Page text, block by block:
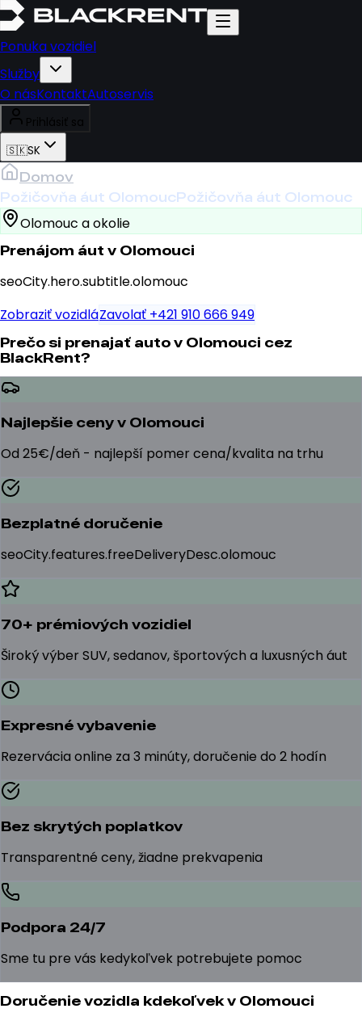
Ponuka vozidiel
Služby
O násKontaktAutoservis
Prihlásiť sa
🇸🇰SK
Domov
Požičovňa áut OlomoucPožičovňa áut Olomouc
Olomouc a okolie
Prenájom áut v Olomouci
seoCity.hero.subtitle.olomouc
Zobraziť vozidláZavolať +421 910 666 949
Prečo si prenajať auto v Olomouci cez
BlackRent?
Najlepšie ceny v Olomouci
Od 25€/deň - najlepší pomer cena/kvalita na trhu
Bezplatné doručenie
seoCity.features.freeDeliveryDesc.olomouc
70+ prémiových vozidiel
Široký výber SUV, sedanov, športových a luxusných áut
Expresné vybavenie
Rezervácia online za 3 minúty, doručenie do 2 hodín
Bez skrytých poplatkov
Transparentné ceny, žiadne prekvapenia
Podpora 24/7
Sme tu pre vás kedykoľvek potrebujete pomoc
Doručenie vozidla kdekoľvek v Olomouci